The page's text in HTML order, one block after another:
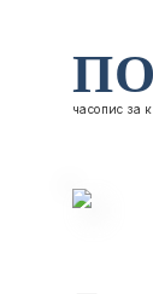
часопис за